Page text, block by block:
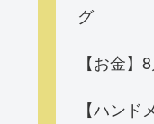
グ
【お金】
【ハン